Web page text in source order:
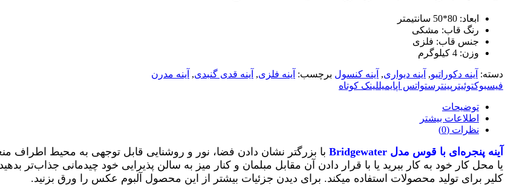
ابعاد: 80*50 سانتیمتر
رنگ قاب: مشکی
جنس قاب: فلزی
وزن: 4 کیلوگرم
دسته: آینه دکوراتیو, آینه دیواری, آینه کنسول برچسب: آینه فلزی, آینه قدی گنبدی, آینه مدرن
فیسبوکتوئیتر پینترستواتس اپایمیللینک کوتاه
توضیحات
اطلاعات بیشتر
نظرات (0)
آینه پنجره‌ای با قوس مدل Bridgewater
با بزرگتر نشان دادن فضا، نور و روشنایی قابل توجهی به محیط اطراف
یا محل کار خود به کار ببرید یا با قرار دادن آن مقابل مبلمان و کنار میز به سالن پذیرایی خود چیدمانی جذاب‌تر
کلیر برای تولید محصولات استفاده ‌میکند. برای دیدن جزئیات بیشتر از این محصول آلبوم عکس را ورق بزنید.